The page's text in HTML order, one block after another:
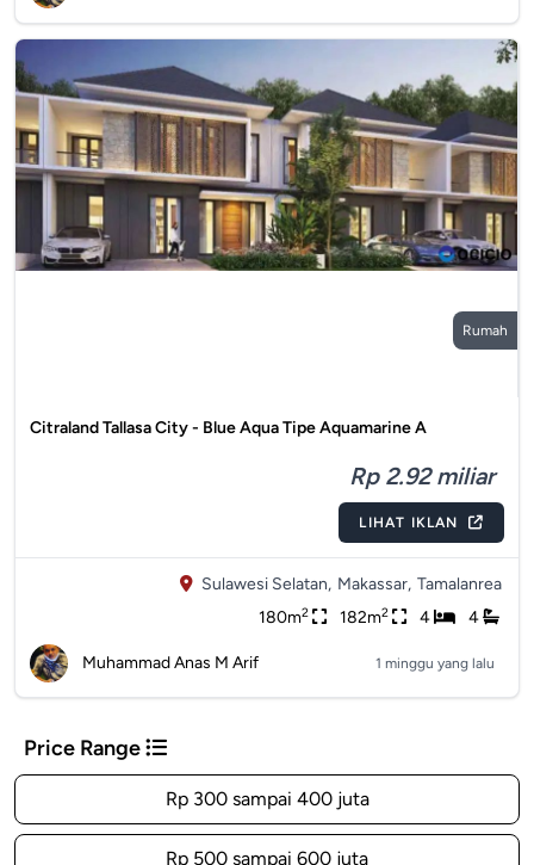
Rumah
Citraland Tallasa City - Blue Aqua Tipe Aquamarine A
Rp 2.92 miliar
LIHAT IKLAN
Sulawesi Selatan, Makassar, Tamalanrea
180m2 182m2 4 4
Muhammad Anas M Arif 1 minggu yang lalu
Price Range
Rp 300 sampai 400 juta
Rp 500 sampai 600 juta